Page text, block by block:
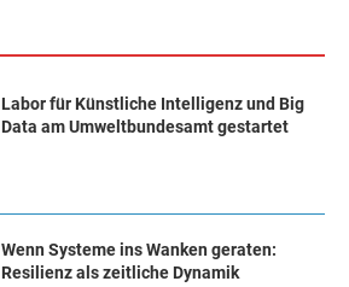
Labor für Künstliche Intelligenz und Big
Data am Umweltbundesamt gestartet
Wenn Systeme ins Wanken geraten:
Resilienz als zeitliche Dynamik